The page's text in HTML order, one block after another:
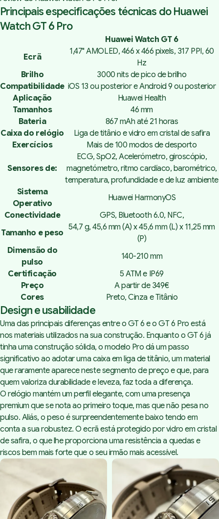
Principais especificações técnicas do Huawei
Watch GT 6 Pro
Huawei Watch GT 6
Ecrã
1,47" AMOLED, 466 x 466 pixels, 317 PPI, 60
Hz
Brilho
3000 nits de pico de brilho
Compatibilidade iOS 13 ou posterior e Android 9 ou posterior
Aplicação
Huawei Health
Tamanhos
46 mm
Bateria
867 mAh até 21 horas
Caixa do relógio
Liga de titânio e vidro em cristal de safira
Exercícios
Mais de 100 modos de desporto
Sensores de:
ECG, SpO2, Acelerómetro, giroscópio,
magnetómetro, ritmo cardíaco, barométrico,
temperatura, profundidade e de luz ambiente
Sistema
Operativo
Huawei HarmonyOS
Conectividade
GPS, Bluetooth 6.0, NFC,
Tamanho e peso
54,7 g, 45,6 mm (A) x 45,6 mm (L) x 11,25 mm
(P)
Dimensão do
pulso
140-210 mm
Certificação
5 ATM e IP69
Preço
A partir de 349€
Cores
Preto, Cinza e Titânio
Design e usabilidade
Uma das principais diferenças entre o GT 6 e o GT 6 Pro está
nos materiais utilizados na sua construção. Enquanto o GT 6 já
tinha uma construção sólida, o modelo Pro dá um passo
significativo ao adotar uma caixa em liga de titânio, um material
que raramente aparece neste segmento de preço e que, para
quem valoriza durabilidade e leveza, faz toda a diferença.
O relógio mantém um perfil elegante, com uma presença
premium que se nota ao primeiro toque, mas que não pesa no
pulso. Aliás, o peso é surpreendentemente baixo tendo em
conta a sua robustez. O ecrã está protegido por vidro em cristal
de safira, o que lhe proporciona uma resistência a quedas e
riscos bem mais forte que o seu irmão mais acessível.